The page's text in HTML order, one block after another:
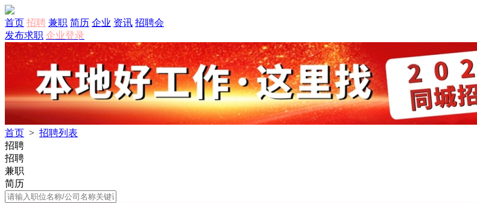
首页 招聘 兼职 简历 企业 资讯 招聘会
发布求职 企业登录
首页 > 招聘列表
招聘
招聘
兼职
简历